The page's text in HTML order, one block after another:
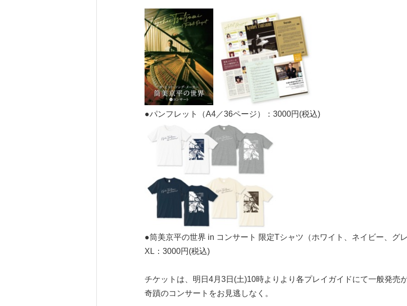
●パンフレット（A4／36ページ）：3000円(税込)
●筒美京平の世界 in コンサート 限定Tシャツ（ホワイト、ネイビー、グ
XL：3000円(税込)
チケットは、明日4月3日(土)10時よりより各プレイガイドにて一般発売
奇蹟のコンサートをお見逃しなく。
Japanese